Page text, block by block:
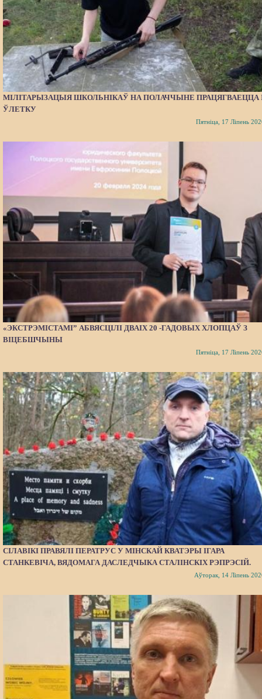
МІЛІТАРЫЗАЦЫЯ ШКОЛЬНІКАЎ НА ПОЛАЧЧЫНЕ ПРАЦЯГВАЕЦЦА
ЎЛЕТКУ
Пятніца, 17 Ліпень
«ЭКСТРЭМІСТАМІ” АБВЯСЦІЛІ ДВАІХ 20 -ГАДОВЫХ ХЛОПЦАЎ З
ВІЦЕБШЧЫНЫ
Пятніца, 17 Ліпень
СІЛАВІКІ ПРАВЯЛІ ПЕРАТРУС У МІНСКАЙ КВАТЭРЫ ІГАРА
СТАНКЕВІЧА, ВЯДОМАГА ДАСЛЕДЧЫКА СТАЛІНСКІХ РЭПРЭСІЙ.
Аўторак, 14 Ліпень